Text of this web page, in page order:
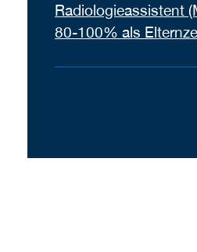
Radiologieassistent
80-100% als